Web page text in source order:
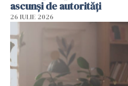
ascunși de autorități
26 IULIE 2026